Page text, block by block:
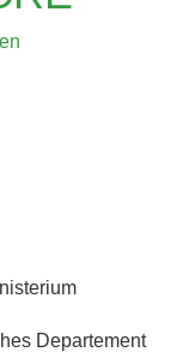
8....
Departement